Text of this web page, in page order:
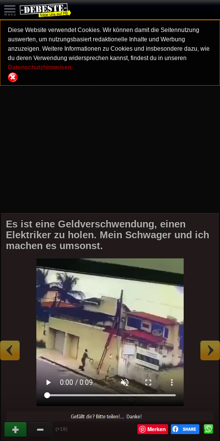
Diese Website verwendet Cookies. Wir können damit die Seitennutzung
auswerten, um nutzungsbasiert redaktionelle Inhalte und Werbung
anzuzeigen. Weitere Informationen zu Cookies und insbesondere dazu, wie
du deren Verwendung widersprechen kannst, findest du in unseren
Datenschutzhinweisen.
Es ist eine Geldverschwendung, einen
Elektriker zu holen. Mein Schwager und ich
machen es umsonst.
(+19) Merken